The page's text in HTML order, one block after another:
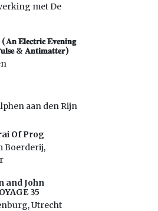
met De
𝐄𝐥𝐞𝐜𝐭𝐫𝐢𝐜 𝐄𝐯𝐞𝐧𝐢𝐧𝐠
& 𝐀𝐧𝐭𝐢𝐦𝐚𝐭𝐭𝐞𝐫)
aan den Rijn
Of Prog
Boerderij,
and John
35
Utrecht